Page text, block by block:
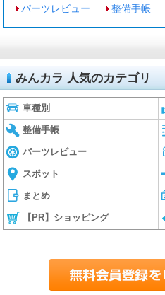
パーツレビュー 整備手帳
みんカラ 人気のカテゴリ
車種別
整備手帳
パーツレビュー
スポット
まとめ
【PR】ショッピング